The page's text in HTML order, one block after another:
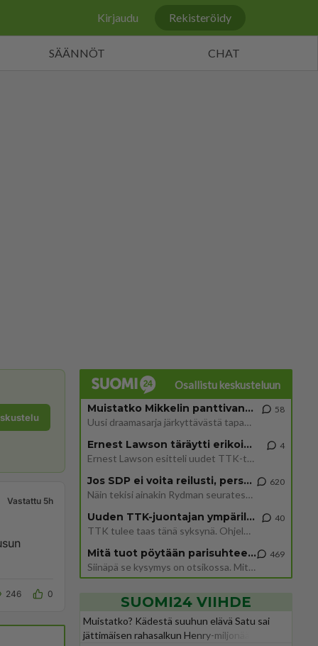
Kirjaudu Rekisteröidy
SÄÄNNÖT CHAT
Vastattu 5h
246 0
Osallistu keskusteluun
Muistatko Mikkelin panttivankidraaman?
Uusi draamasarja järkyttävästä tapauksesta on tulossa. Tositapahtumiin perustuva sarja ammentaa vuoden 1986 Mikkelin pan
58
Ernest Lawson täräytti erikoisen heiton TTK-lehdistötilaisuudessa: " Onko tässä tarkoituksena...?"
Ernest Lawson esitteli uudet TTK-tähtioppilaat ja opettajat torstaina 6.8. lehdistölle. Tulevalla kaudella on yksi hausk
4
Jos SDP ei voita reilusti, persut kumoavat demokratian Suomesta
Näin tekisi ainakin Rydman seuratessaan idolinsa Trumpin mallia https://www.is.fi/politiikka/art-2000012187244.html
620
Uuden TTK-juontajan ympärillä epätietoisuus sakenee - Nyt MTV hämmentää soppaa
TTK tulee taas tänä syksynä. Ohjelman uudet tähtioppilaat julkistetaan torstaina 6. elokuuta klo 14 alkavassa lehdistö
40
Mitä tuot pöytään parisuhteessa?
Siinäpä se kysymys on otsikossa. Mitäpä siis tuot/toisit pöytään parisuhteessa? Oletko mies vai nainen? Koetko sen mitä
469
SUOMI24 VIIHDE
Muistatko? Kädestä suuhun elävä Satu sai
jättimäisen rahasalkun Henry-miljonääriltä